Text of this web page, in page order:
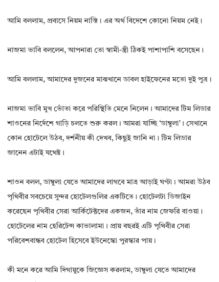
আমি বললাম, প্রবাসে নিয়ম নাস্তি। এর অর্থ বিদেশে কোনো নিয়ম নেই।
নাজমা ভাবি বললেন, আপনারা তো স্বামী-স্ত্রী ঠিকই পাশাপাশি বসেছেন।
আমি বললাম, আমাদের দুজনের মাঝখানে ডাবল হাইফেনের মতো দুই পুত্র।
নাজমা ভাবি মুখ ভোঁতা করে পরিস্থিতি মেনে নিলেন। আমাদের টিম লিডার
শাওনের নির্দেশে গাড়ি চলতে শুরু করল। আমরা যাচ্ছি ‘ডাম্বুলা’। সেখানে
কোন হোটেলে উঠব, দর্শনীয় কী দেখব, কিছুই জানি না। টিম লিডার
জানেন এটাই যথেষ্ট।
শাওন বলল, ডাম্বুলা যেতে আমাদের লাগবে মাত্র আড়াই ঘণ্টা। আমরা উঠব
পৃথিবীর সবচেয়ে সুন্দর হোটেলগুলির একটিতে। হোটেলটা ডিজাইন
করেছেন পৃথিবীর সেরা আর্কিটেক্টদের একজন, তাঁর নাম জেফরি বাওয়া।
হোটেলের নাম হেরিটেন্স কাভালামা। প্রায় বছরই এটি পৃথিবীর সেরা
পরিবেশবান্ধব হোটেল হিসেবে ইউনেস্কো পুরস্কার পায়।
কী মনে করে আমি দিগায়ুকে জিজ্ঞেস করলাম, ডাম্বুলা যেতে আমাদের